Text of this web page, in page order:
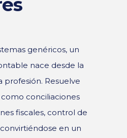
genéricos, un
nace desde la
profesión. Resuelve
conciliaciones
fiscales, control de
en un